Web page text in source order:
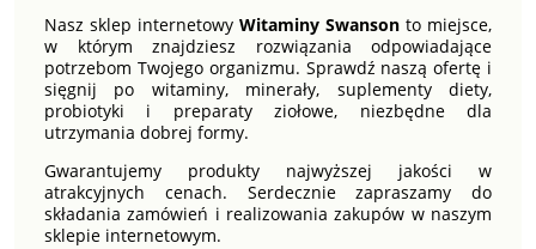
Nasz sklep internetowy Witaminy Swanson to miejsce,
w którym znajdziesz rozwiązania odpowiadające
potrzebom Twojego organizmu. Sprawdź naszą ofertę i
sięgnij po witaminy, minerały, suplementy diety,
probiotyki i preparaty ziołowe, niezbędne dla
utrzymania dobrej formy.
Gwarantujemy produkty najwyższej jakości w
atrakcyjnych cenach. Serdecznie zapraszamy do
składania zamówień i realizowania zakupów w naszym
sklepie internetowym.